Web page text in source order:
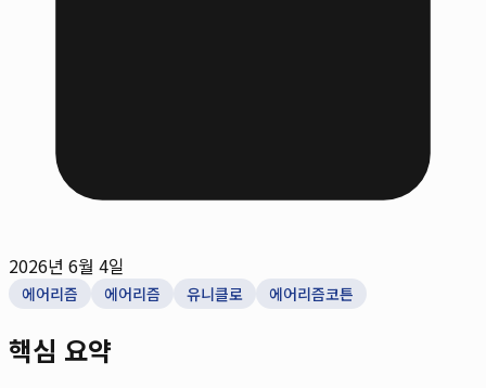
2026년 6월 4일
에어리즘 에어리즘 유니클로 에어리즘코튼
핵심 요약